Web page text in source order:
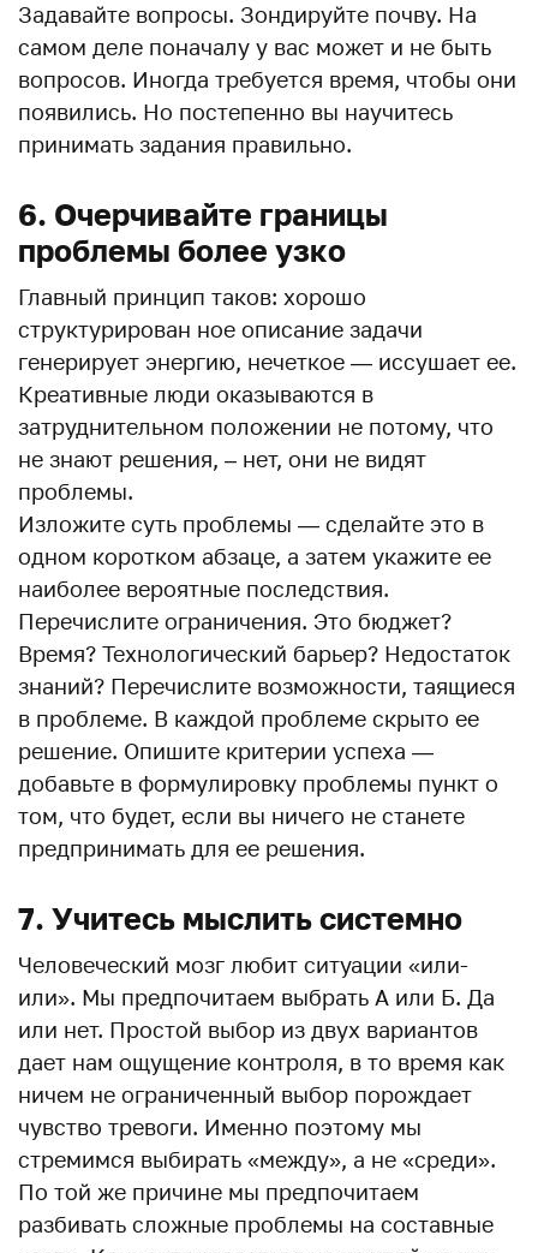
Задавайте вопросы. Зондируйте почву. На
самом деле поначалу у вас может и не быть
вопросов. Иногда требуется время, чтобы они
появились. Но постепенно вы научитесь
принимать задания правильно.
6. Очерчивайте границы
проблемы более узко
Главный принцип таков: хорошо
структурирован ное описание задачи
генерирует энергию, нечеткое — иссушает ее.
Креативные люди оказываются в
затруднительном положении не потому, что
не знают решения, – нет, они не видят
проблемы.
Изложите суть проблемы — сделайте это в
одном коротком абзаце, а затем укажите ее
наиболее вероятные последствия.
Перечислите ограничения. Это бюджет?
Время? Технологический барьер? Недостаток
знаний? Перечислите возможности, таящиеся
в проблеме. В каждой проблеме скрыто ее
решение. Опишите критерии успеха —
добавьте в формулировку проблемы пункт о
том, что будет, если вы ничего не станете
предпринимать для ее решения.
7. Учитесь мыслить системно
Человеческий мозг любит ситуации «или-
или». Мы предпочитаем выбрать А или Б. Да
или нет. Простой выбор из двух вариантов
дает нам ощущение контроля, в то время как
ничем не ограниченный выбор порождает
чувство тревоги. Именно поэтому мы
стремимся выбирать «между», а не «среди».
По той же причине мы предпочитаем
разбивать сложные проблемы на составные